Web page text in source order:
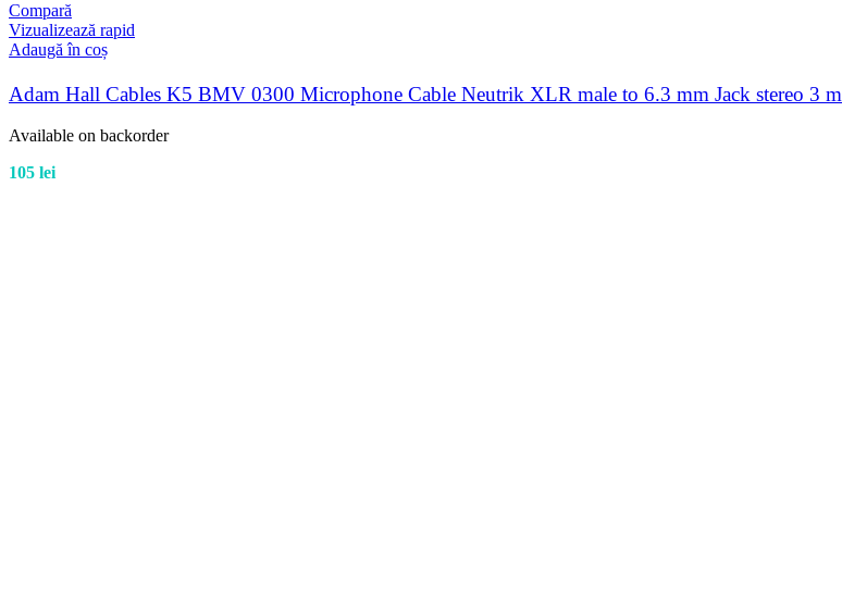
Compară
Vizualizează rapid
Adaugă în coș
Adam Hall Cables K5 BMV 0300 Microphone Cable Neutrik XLR male to 6.3 mm Jack stereo 3 m
Available on backorder
105 lei